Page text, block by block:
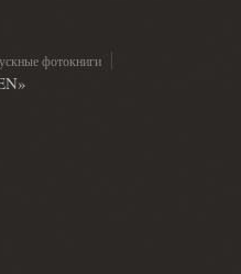
фотокниги